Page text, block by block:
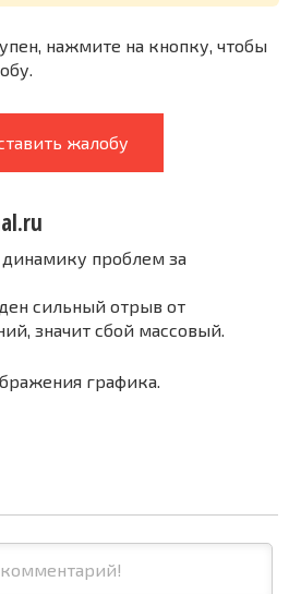
нажмите на кнопку, чтобы
жалобу
проблем за
сильный отрыв от
значит сбой массовый.
графика.